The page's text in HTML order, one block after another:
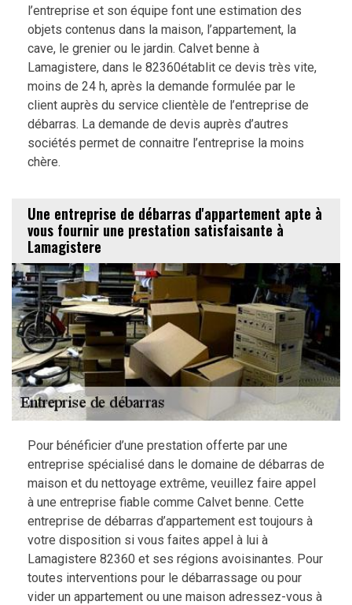
l’entreprise et son équipe font une estimation des
objets contenus dans la maison, l’appartement, la
cave, le grenier ou le jardin. Calvet benne à
Lamagistere, dans le 82360établit ce devis très vite,
moins de 24 h, après la demande formulée par le
client auprès du service clientèle de l’entreprise de
débarras. La demande de devis auprès d’autres
sociétés permet de connaitre l’entreprise la moins
chère.
Une entreprise de débarras d'appartement apte à
vous fournir une prestation satisfaisante à
Lamagistere
Pour bénéficier d’une prestation offerte par une
entreprise spécialisé dans le domaine de débarras de
maison et du nettoyage extrême, veuillez faire appel
à une entreprise fiable comme Calvet benne. Cette
entreprise de débarras d’appartement est toujours à
votre disposition si vous faites appel à lui à
Lamagistere 82360 et ses régions avoisinantes. Pour
toutes interventions pour le débarrassage ou pour
vider un appartement ou une maison adressez-vous à